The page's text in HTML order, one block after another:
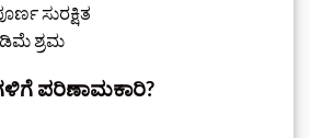
ಸುರಕ್ಷಿತ
ಶ್ರಮ
ಪರಿಣಾಮಕಾರಿ?